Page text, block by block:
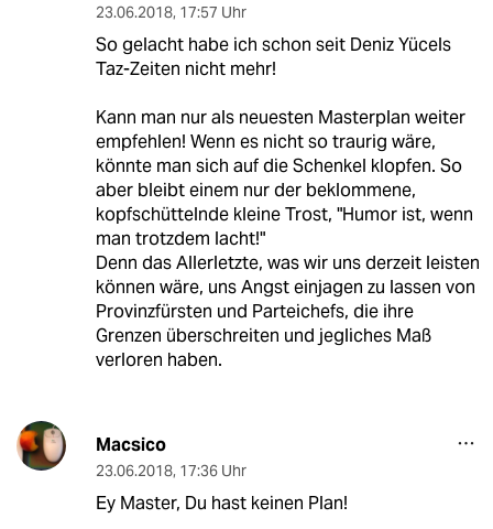
23.06.2018, 17:57 Uhr
So gelacht habe ich schon seit Deniz Yücels
Taz-Zeiten nicht mehr!
Kann man nur als neuesten Masterplan weiter
empfehlen! Wenn es nicht so traurig wäre,
könnte man sich auf die Schenkel klopfen. So
aber bleibt einem nur der beklommene,
kopfschüttelnde kleine Trost, "Humor ist, wenn
man trotzdem lacht!"
Denn das Allerletzte, was wir uns derzeit leisten
können wäre, uns Angst einjagen zu lassen von
Provinzfürsten und Parteichefs, die ihre
Grenzen überschreiten und jegliches Maß
verloren haben.
Macsico
23.06.2018, 17:36 Uhr
Ey Master, Du hast keinen Plan!